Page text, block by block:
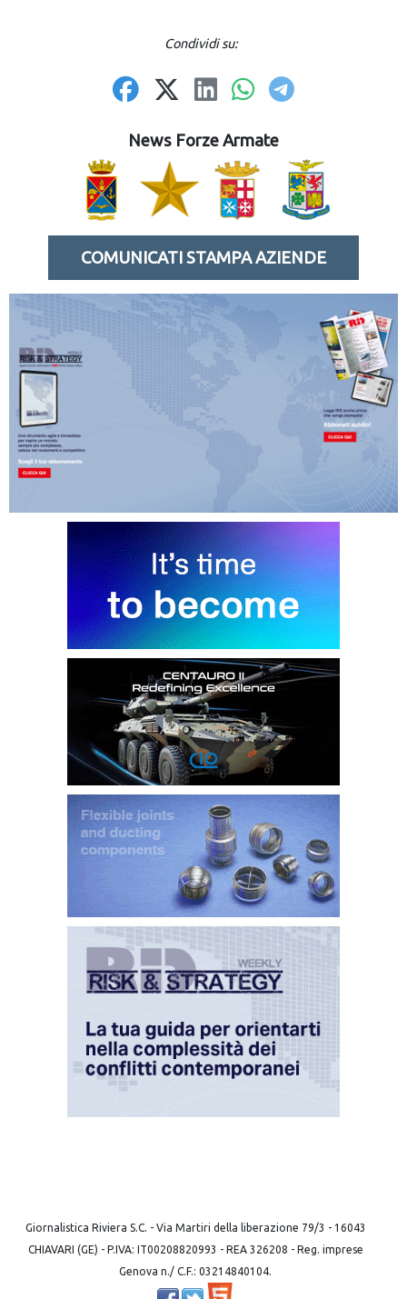
Condividi su:
News Forze Armate
COMUNICATI STAMPA AZIENDE
Giornalistica Riviera S.C. - Via Martiri della liberazione 79/3 - 16043
CHIAVARI (GE) - P.IVA: IT00208820993 - REA 326208 - Reg. imprese
Genova n./ C.F.: 03214840104.